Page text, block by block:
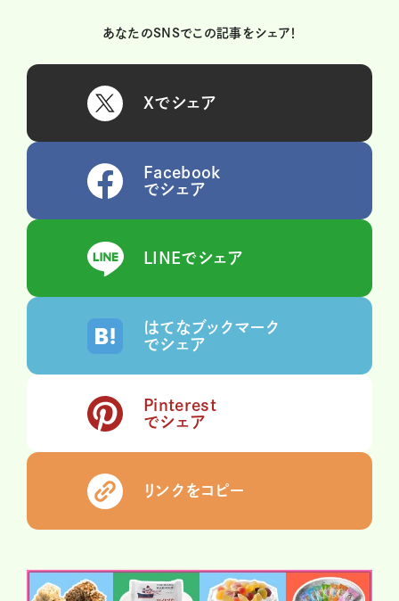
あなたのSNSでこの記事をシェア！
Xでシェア
Facebook
でシェア
LINEでシェア
はてなブックマーク
でシェア
Pinterest
でシェア
リンクをコピー